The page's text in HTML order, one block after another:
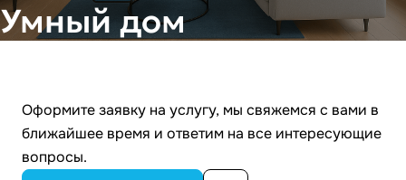
Умный дом
Оформите заявку на услугу, мы свяжемся с вами в
ближайшее время и ответим на все интересующие
вопросы.